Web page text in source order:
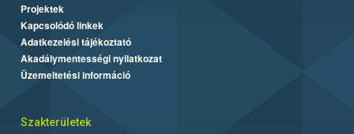
Projektek
Kapcsolódó linkek
Adatkezelési tájékoztató
Akadálymentességi nyilatkozat
Üzemeltetési információ
Szakterületek